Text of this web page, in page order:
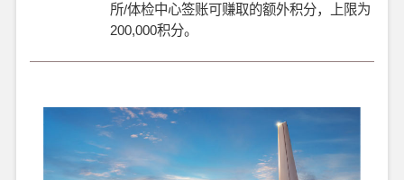
所/体检中心签账可赚取的额外积分，上限为
200,000积分。